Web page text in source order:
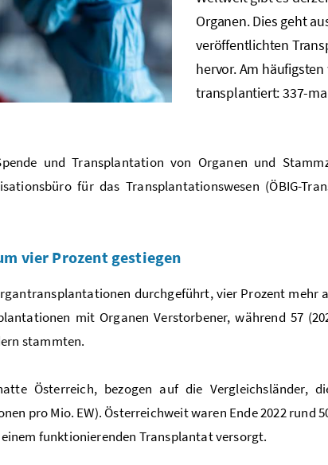
Organen. Dies geht
veröffentlichten
hervor. Am
transplantiert: 337-
und Transplantation von Organen und
für das Transplantationswesen (ÖBIG-
vier Prozent gestiegen
durchgeführt, vier Prozent mehr
mit Organen Verstorbener, während 57
stammten.
Österreich, bezogen auf die Vergleichsländer,
pro Mio. EW). Österreichweit waren Ende 2022 rund
funktionierenden Transplantat versorgt.